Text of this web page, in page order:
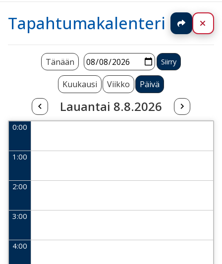
Tapahtumakalenteri Jaa
Kuukausi Viikko Päivä
Lauantai 8.8.2026
Tänään
0:00
1:00
2:00
3:00
4:00